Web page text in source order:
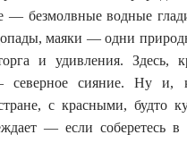
безмолвные водные
маяки — одни
и удивления. Здесь,
северное сияние. Ну и,
с красными, будто
— если соберетесь в